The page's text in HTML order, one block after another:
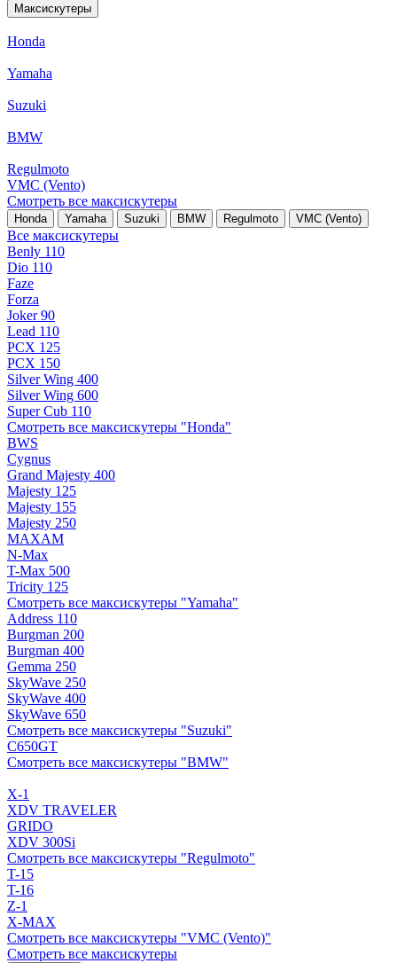
Максискутеры
Honda
Yamaha
Suzuki
BMW
Regulmoto
VMC (Vento)
Смотреть все максискутеры
Honda Yamaha Suzuki BMW Regulmoto VMC (Vento)
Все максискутеры
Benly 110
Dio 110
Faze
Forza
Joker 90
Lead 110
PCX 125
PCX 150
Silver Wing 400
Silver Wing 600
Super Cub 110
Смотреть все максискутеры "Honda"
BWS
Cygnus
Grand Majesty 400
Majesty 125
Majesty 155
Majesty 250
MAXAM
N-Max
T-Max 500
Tricity 125
Смотреть все максискутеры "Yamaha"
Address 110
Burgman 200
Burgman 400
Gemma 250
SkyWave 250
SkyWave 400
SkyWave 650
Смотреть все максискутеры "Suzuki"
C650GT
Смотреть все максискутеры "BMW"
X-1
XDV TRAVELER
GRIDO
XDV 300Si
Смотреть все максискутеры "Regulmoto"
T-15
T-16
Z-1
X-MAX
Смотреть все максискутеры "VMC (Vento)"
Смотреть все максискутеры